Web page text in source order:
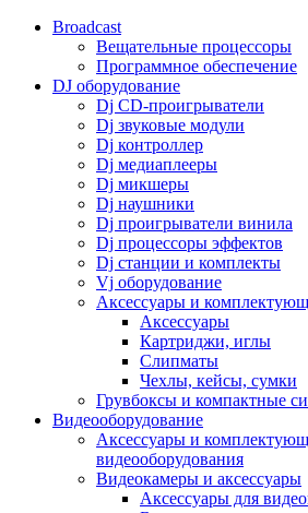
Broadcast
Вещательные процессоры
Программное обеспечение
DJ оборудование
Dj CD-проигрыватели
Dj звуковые модули
Dj контроллер
Dj медиаплееры
Dj микшеры
Dj наушники
Dj проигрыватели винила
Dj процессоры эффектов
Dj станции и комплекты
Vj оборудование
Аксессуары и
Аксессуары
Картриджи, иглы
Слипматы
Чехлы, кейсы, сумки
Грувбоксы и компактные
Видеооборудование
Аксессуары и
видеооборудования
Видеокамеры и аксессуары
Аксессуары для